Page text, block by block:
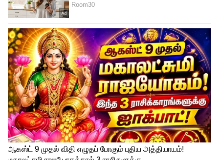
மூல எண்கள் 4 முதல் 9 வரை கூறும்
விளக்கம்
மூல எண் 4 கொண்டவர்கள் சமூக
நலனுக்காக உழைத்தவர்களாகவும்,
எளிமையான வாழ்க்கை
வாழ்ந்தவர்களாகவும் கருதப்படுகின்றனர்.
மூல எண் 5 கொண்டவர்கள் வணிகர்,
கடலோடி அல்லது சாகச வாழ்க்கையை
விரும்பியவர்களாக இருக்கலாம். மூல எண்
6 கொண்டவர்கள் மருத்துவர், செவிலியர்